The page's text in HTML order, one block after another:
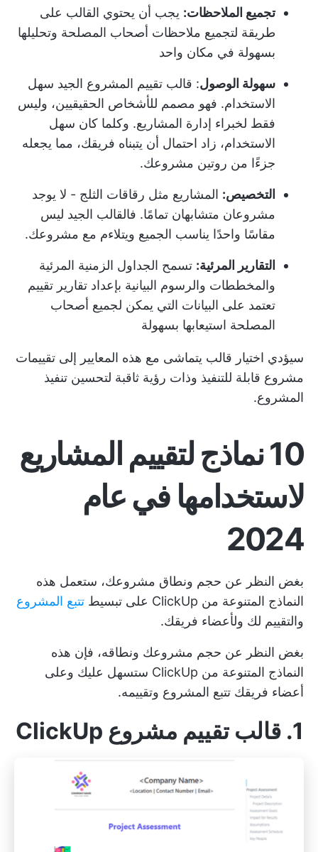
تجميع الملاحظات: يجب أن يحتوي القالب على
طريقة لتجميع ملاحظات أصحاب المصلحة وتحليلها
بسهولة في مكان واحد
سهولة الوصول: قالب تقييم المشروع الجيد سهل
الاستخدام. فهو مصمم للأشخاص الحقيقيين، وليس
فقط لخبراء إدارة المشاريع. وكلما كان سهل
الاستخدام، زاد احتمال أن يتبناه فريقك، مما يجعله
جزءًا من روتين مشروعك.
التخصيص: المشاريع مثل رقاقات الثلج - لا يوجد
مشروعان متشابهان تمامًا. فالقالب الجيد ليس
مقاسًا واحدًا يناسب الجميع ويتلاءم مع مشروعك.
التقارير المرئية: تسمح الجداول الزمنية المرئية
والمخططات والرسوم البيانية بإعداد تقارير تقييم
تعتمد على البيانات التي يمكن لجميع أصحاب
المصلحة استيعابها بسهولة
سيؤدي اختيار قالب يتماشى مع هذه المعايير إلى تقييمات
مشروع قابلة للتنفيذ وذات رؤية ثاقبة لتحسين تنفيذ
المشروع.
10 نماذج لتقييم المشاريع
لاستخدامها في عام
2024
بغض النظر عن حجم ونطاق مشروعك، ستعمل هذه
النماذج المتنوعة من ClickUp على تبسيط
تتبع المشروع
والتقييم لك ولأعضاء فريقك.
بغض النظر عن حجم مشروعك ونطاقه، فإن هذه
النماذج المتنوعة من ClickUp ستسهل عليك وعلى
أعضاء فريقك تتبع المشروع وتقييمه.
1. قالب تقييم مشروع ClickUp